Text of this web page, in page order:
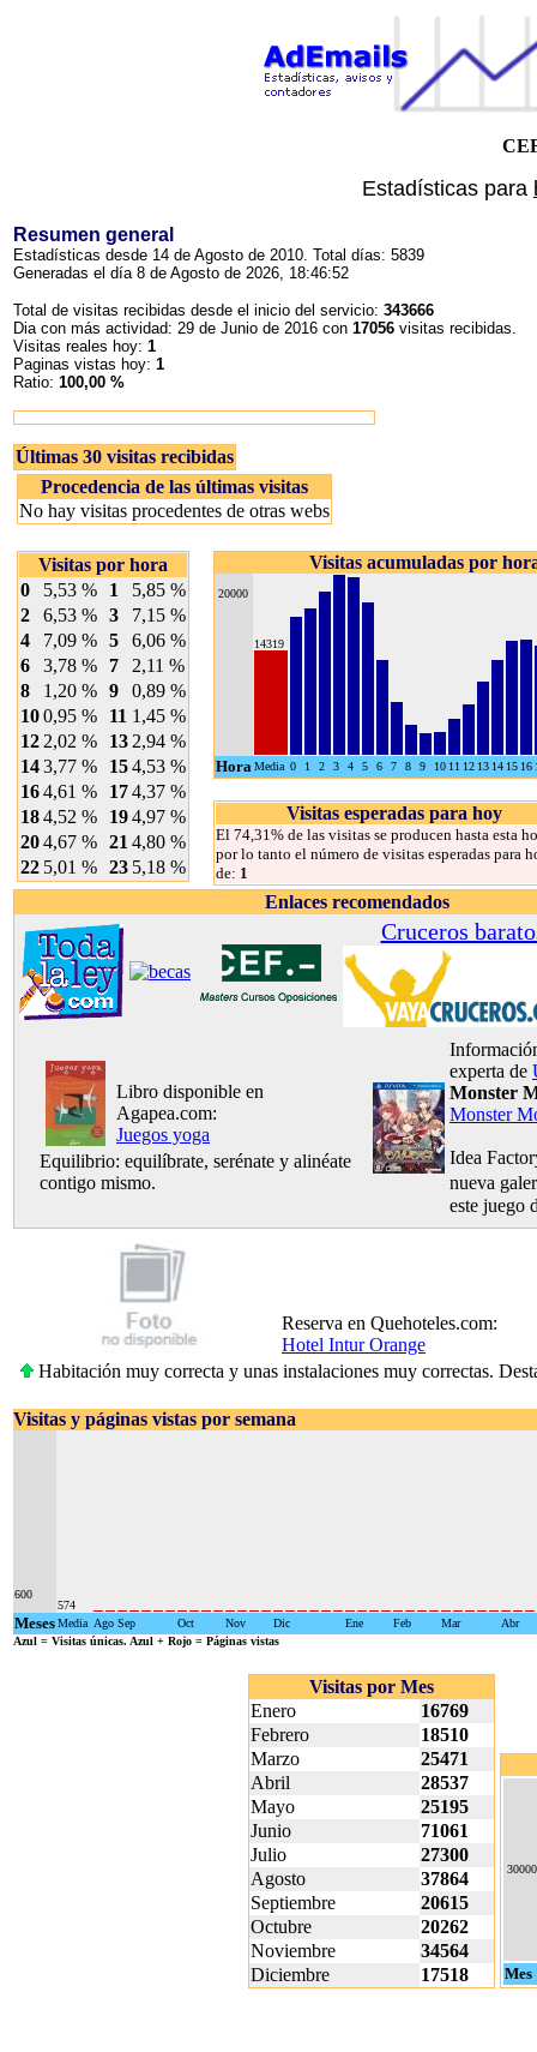
Estadísticas para
Resumen general
Estadísticas desde 14 de Agosto de 2010. Total días: 5839
Generadas el día 8 de Agosto de 2026, 18:46:52
Total de visitas recibidas desde el inicio del servicio: 343666
Dia con más actividad: 29 de Junio de 2016 con 17056 visitas recibidas.
Visitas reales hoy: 1
Paginas vistas hoy: 1
Ratio: 100,00 %
Últimas 30 visitas recibidas
Procedencia de las últimas visitas
No hay visitas procedentes de otras webs
Visitas por hora
0
5,53 % 1
5,85 %
2
6,53 % 3
7,15 %
4
7,09 % 5
6,06 %
6
3,78 % 7
2,11 %
8
1,20 % 9
0,89 %
100,95 % 11 1,45 %
12 2,02 % 13 2,94 %
143,77 % 154,53 %
164,61 % 174,37 %
184,52 % 194,97 %
204,67 % 21 4,80 %
22 5,01 % 23 5,18 %
Visitas acumuladas por
20000
14319
HoraMedia 0 1 2 3 4 5 6 7 8 9 10 11 12 13 14 15 16
Visitas esperadas para hoy
El 74,31% de las visitas se producen hasta esta
por lo tanto el número de visitas esperadas para
de: 1
Enlaces recomendados
Cruceros
Libro disponible en
Agapea.com:
Juegos yoga
Equilibrio: equilíbrate, serénate y alinéate
contigo mismo.
experta de
Monster
Monster
Idea
nueva
este juego
Reserva en Quehoteles.com:
Hotel Intur Orange
Habitación muy correcta y unas instalaciones muy correctas.
Visitas y páginas vistas por semana
600
574
MesesMedia Ago Sep Oct Nov Dic Ene Feb Mar
Abr
Azul = Visitas únicas. Azul + Rojo = Páginas vistas
Visitas por Mes
Enero
16769
Febrero
18510
Marzo
25471
Abril
28537
Mayo
25195
Junio
71061
Julio
27300
Agosto
37864
Septiembre
20615
Octubre
20262
Noviembre
34564
Diciembre
17518
30000
Mes